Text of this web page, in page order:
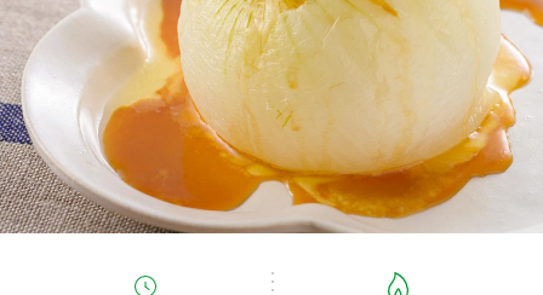
お酢ドリンク ぽん酢
みりん風・料理酒
つゆ たれ
ブランド・スペシャルサイト
ブランド・スペシャルサイト トップ
商品ブランドサイト
Fibee（ファイビー）
くらしプラ酢
お酢ドリンク
企業情報
国内事業概要